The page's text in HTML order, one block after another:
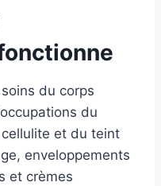
du corps
du
et du teint
enveloppements
et crèmes